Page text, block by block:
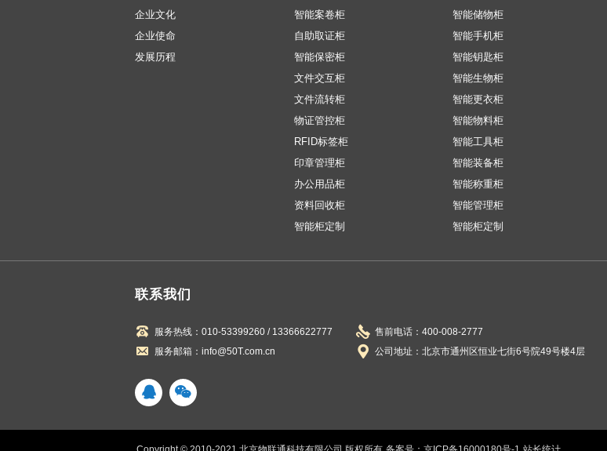
企业文化
企业使命
发展历程
智能案卷柜
自助取证柜
智能保密柜
文件交互柜
文件流转柜
物证管控柜
RFID标签柜
印章管理柜
办公用品柜
资料回收柜
智能柜定制
智能储物柜
智能手机柜
智能钥匙柜
智能生物柜
智能更衣柜
智能物料柜
智能工具柜
智能装备柜
智能称重柜
智能管理柜
智能柜定制
联系我们
服务热线：010-53399260 / 13366622777
售前电话：400-008-2777
服务邮箱：info@50T.com.cn
公司地址：北京市通州区恒业七街6号院49号楼4层